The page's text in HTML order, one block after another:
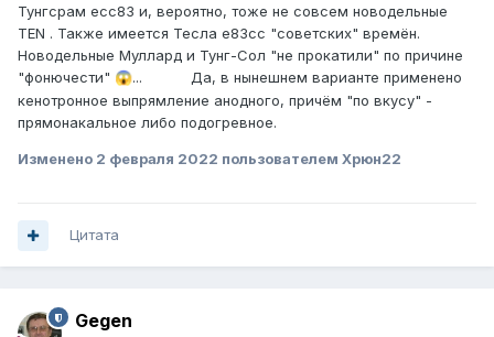
Тунгсрам ecc83 и, вероятно, тоже не совсем новодельные
TEN . Также имеется Тесла е83сс "советских" времён.
Новодельные Муллард и Тунг-Сол "не прокатили" по причине
"фонючести" 😱... Да, в нынешнем варианте применено
кенотронное выпрямление анодного, причём "по вкусу" -
прямонакальное либо подогревное.
Изменено 2 февраля 2022 пользователем Xpюн22
Цитата
Gegen